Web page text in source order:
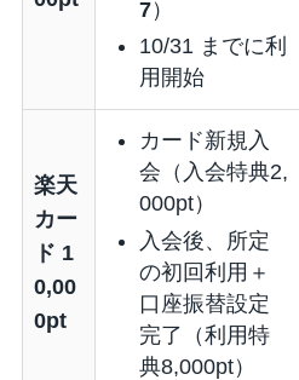
7）
10/31 までに利
用開始
楽天
カー
ド 1
0,00
0pt
カード新規入
会（入会特典2,
000pt）
入会後、所定
の初回利用＋
口座振替設定
完了（利用特
典8,000pt）